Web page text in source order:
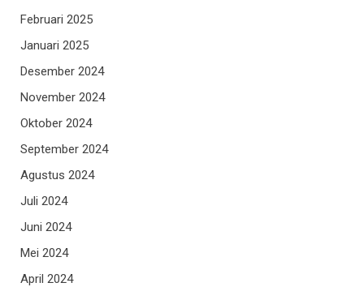
Februari 2025
Januari 2025
Desember 2024
November 2024
Oktober 2024
September 2024
Agustus 2024
Juli 2024
Juni 2024
Mei 2024
April 2024